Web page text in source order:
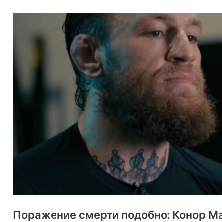
Поражение смерти подобно: Конор